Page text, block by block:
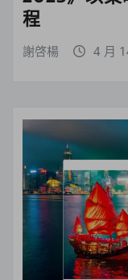
程
謝啓楊 4 月